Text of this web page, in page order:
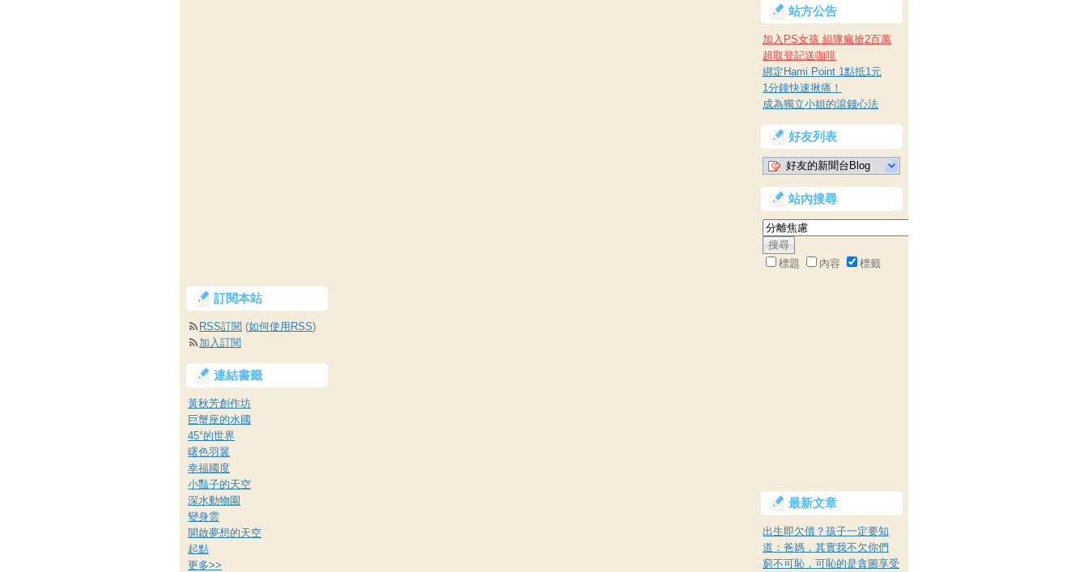
站方公告
加入PS女孩 組隊瘋搶2百萬
超取登記送咖啡
綁定Hami Point 1點抵1元
1分鐘快速揪痛！
成為獨立小姐的滾錢心法
好友列表
好友的新聞台Blog
站內搜尋
標題 內容 標籤
最新文章
出生即欠債？孩子一定要知
道：爸媽，其實我不欠你們
窮不可恥，可恥的是貪圖享受
訂閱本站
RSS訂閱 (如何使用RSS)
加入訂閱
連結書籤
黃秋芳創作坊
巨蟹座的水國
45°的世界
曙色羽翼
幸福國度
小豔子的天空
深水動物園
變身雲
開啟夢想的天空
起點
更多>>